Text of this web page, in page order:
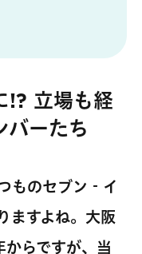
!? 立場も経
バーたち
ものセブン‐イ
ますよね。大阪
らですが、当